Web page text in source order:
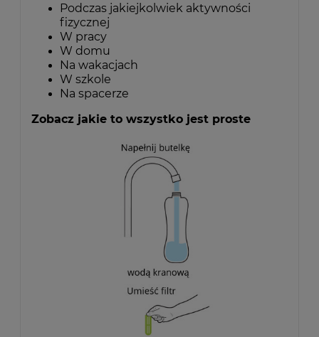
Podczas jakiejkolwiek aktywności
fizycznej
W pracy
W domu
Na wakacjach
W szkole
Na spacerze
Zobacz jakie to wszystko jest proste